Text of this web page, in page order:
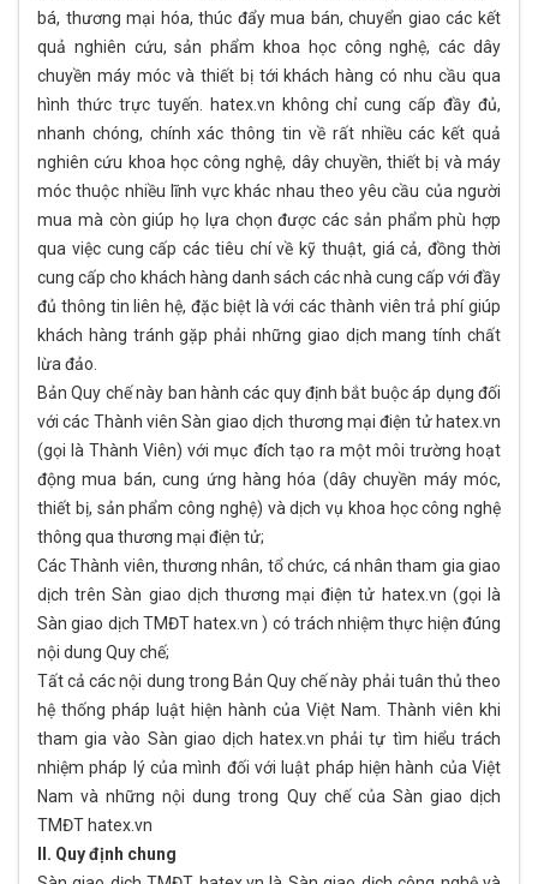
bá, thương mại hóa, thúc đẩy mua bán, chuyển giao các kết
quả nghiên cứu, sản phẩm khoa học công nghệ, các dây
chuyền máy móc và thiết bị tới khách hàng có nhu cầu qua
hình thức trực tuyến. hatex.vn không chỉ cung cấp đầy đủ,
nhanh chóng, chính xác thông tin về rất nhiều các kết quả
nghiên cứu khoa học công nghệ, dây chuyền, thiết bị và máy
móc thuộc nhiều lĩnh vực khác nhau theo yêu cầu của người
mua mà còn giúp họ lựa chọn được các sản phẩm phù hợp
qua việc cung cấp các tiêu chí về kỹ thuật, giá cả, đồng thời
cung cấp cho khách hàng danh sách các nhà cung cấp với đầy
đủ thông tin liên hệ, đặc biệt là với các thành viên trả phí giúp
khách hàng tránh gặp phải những giao dịch mang tính chất
lừa đảo.
Bản Quy chế này ban hành các quy định bắt buộc áp dụng đối
với các Thành viên Sàn giao dịch thương mại điện tử hatex.vn
(gọi là Thành Viên) với mục đích tạo ra một môi trường hoạt
động mua bán, cung ứng hàng hóa (dây chuyền máy móc,
thiết bị, sản phẩm công nghệ) và dịch vụ khoa học công nghệ
thông qua thương mại điện tử;
Các Thành viên, thương nhân, tổ chức, cá nhân tham gia giao
dịch trên Sàn giao dịch thương mại điện tử hatex.vn (gọi là
Sàn giao dịch TMĐT hatex.vn ) có trách nhiệm thực hiện đúng
nội dung Quy chế;
Tất cả các nội dung trong Bản Quy chế này phải tuân thủ theo
hệ thống pháp luật hiện hành của Việt Nam. Thành viên khi
tham gia vào Sàn giao dịch hatex.vn phải tự tìm hiểu trách
nhiệm pháp lý của mình đối với luật pháp hiện hành của Việt
Nam và những nội dung trong Quy chế của Sàn giao dịch
TMĐT hatex.vn
II. Quy định chung